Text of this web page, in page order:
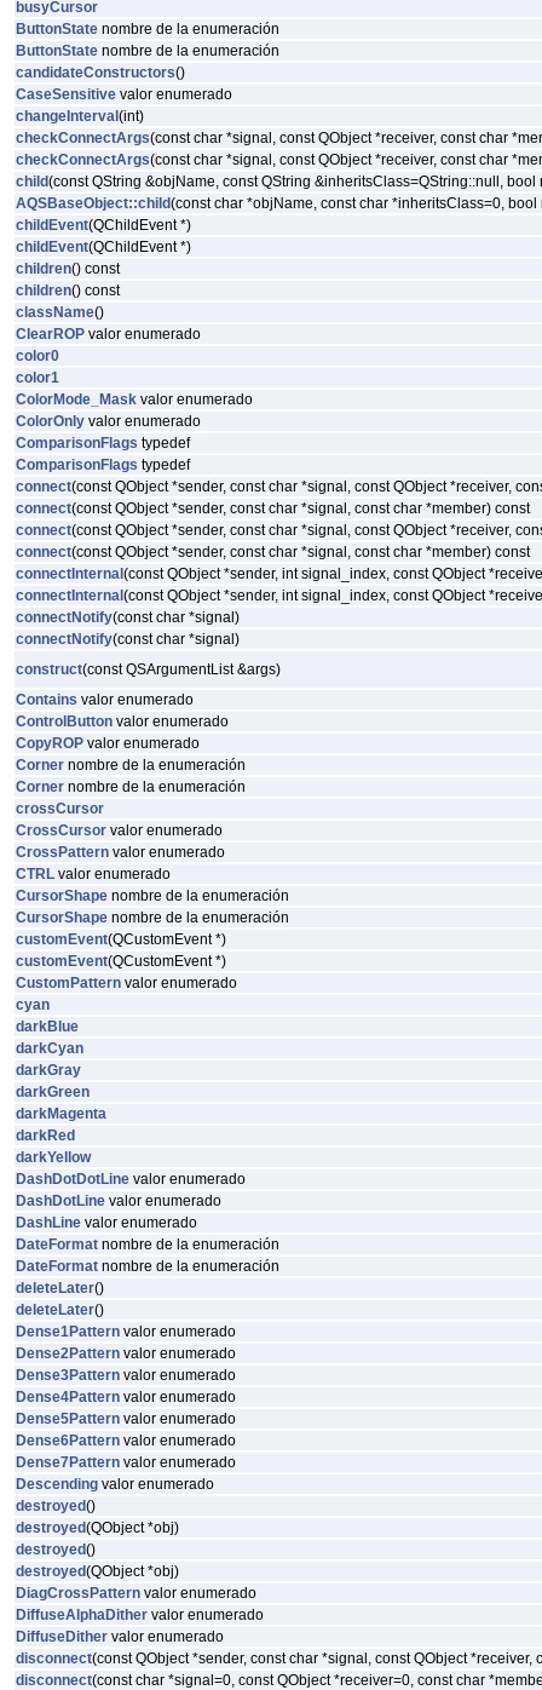
busyCursor
ButtonState nombre de la enumeración
ButtonState nombre de la enumeración
candidateConstructors()
CaseSensitive valor enumerado
changeInterval (int)
checkConnectArgs(const char *signal, const QObject *receiver, const char
checkConnectArgs(const char *signal, const QObject *receiver, const char
child(const QString &objName, const QString &inheritsClass=QString::null,
AQSBaseObject::child(const char *objName, const char *inheritsClass=0,
childEvent(QChildEvent *)
childEvent(QChildEvent *)
children() const
children() const
className()
ClearROP valor enumerado
color0
color1
ColorMode_Mask valor enumerado
ColorOnly valor enumerado
ComparisonFlags typedef
ComparisonFlags typedef
connect(const QObject *sender, const char *signal, const QObject *receiver,
connect(const QObject *sender, const char *signal, const char *member) const
connect(const QObject *sender, const char *signal, const QObject *receiver,
connect(const QObject *sender, const char *signal, const char *member) const
connectInternal (const QObject *sender, int signal_index, const QObject
connectInternal (const QObject *sender, int signal_index, const QObject
connectNotify(const char *signal)
connectNotify(const char *signal)
construct(const QSArgumentList &args)
Contains valor enumerado
ControlButton valor enumerado
CopyROP valor enumerado
Corner nombre de la enumeración
Corner nombre de la enumeración
crossCursor
CrossCursor valor enumerado
CrossPattern valor enumerado
CTRL valor enumerado
CursorShape nombre de la enumeración
CursorShape nombre de la enumeración
customEvent(QCustomEvent *)
customEvent(QCustomEvent *)
CustomPattern valor enumerado
cyan
darkBlue
darkCyan
darkGray
darkGreen
darkMagenta
darkRed
darkYellow
DashDotDotLine valor enumerado
DashDotLine valor enumerado
DashLine valor enumerado
DateFormat nombre de la enumeración
DateFormat nombre de la enumeración
deleteLater()
deleteLater()
Dense1Pattern valor enumerado
Dense2Pattern valor enumerado
Dense3Pattern valor enumerado
Dense4Pattern valor enumerado
Dense5Pattern valor enumerado
Dense6Pattern valor enumerado
Dense7Pattern valor enumerado
Descending valor enumerado
destroyed()
destroyed(QObject *obj)
destroyed()
destroyed(QObject *obj)
DiagCrossPattern valor enumerado
DiffuseAlphaDither valor enumerado
DiffuseDither valor enumerado
disconnect(const QObject *sender, const char *signal, const QObject *receiver,
disconnect(const char *signal=0, const QObject *receiver=0, const char